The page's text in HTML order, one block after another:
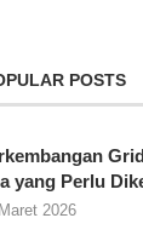
POSTS
yang Perlu
2026